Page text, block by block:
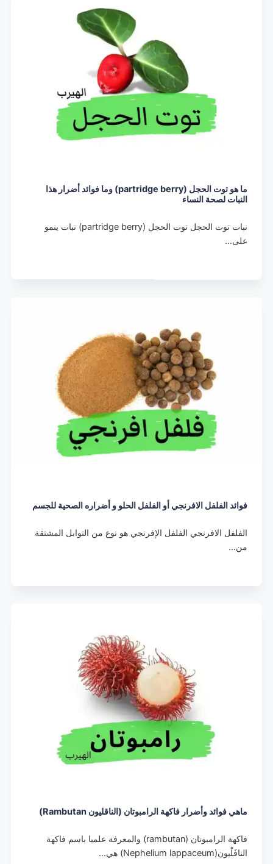
ما هو توت الحجل (partridge berry) وما فوائد أضرار هذا
النبات لصحة النساء
نبات توت الحجل توت الحجل (partridge berry) نبات ينمو
على…
فوائد الفلفل الافرنجي أو الفلفل الحلو و أضراره الصحية للجسم
الفلفل الافرنجي الفلفل الإفرنجي هو نوع من التوابل المشتقة
من…
ماهي فوائد وأضرار فاكهة الرامبوتان (الناقليون Rambutan)
فاكهة الرامبوتان (rambutan) والمعرفة علميا باسم فاكهة
النافَلْيون(Nephelium lappaceum) هي…